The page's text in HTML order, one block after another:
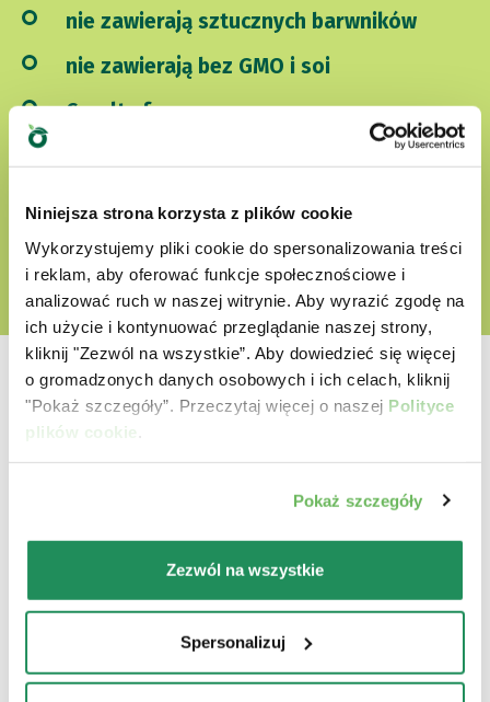
Niniejsza strona korzysta z plików cookie
Wykorzystujemy pliki cookie do spersonalizowania treści
i reklam, aby oferować funkcje społecznościowe i
analizować ruch w naszej witrynie. Aby wyrazić zgodę na
ich użycie i kontynuować przeglądanie naszej strony,
kliknij "Zezwól na wszystkie”. Aby dowiedzieć się więcej
o gromadzonych danych osobowych i ich celach, kliknij
"Pokaż szczegóły”. Przeczytaj więcej o naszej Polityce
plików cookie
Pokaż szczegóły
Zezwól na wszystkie
Spersonalizuj
nie zawierają sztucznych barwników
nie zawierają bez GMO i soi
Cruelty free
Która jest ich ulubioną?
zwierzaka